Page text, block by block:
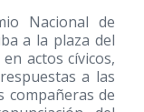
Nacional de
a la plaza del
actos cívicos,
a las
compañeras de